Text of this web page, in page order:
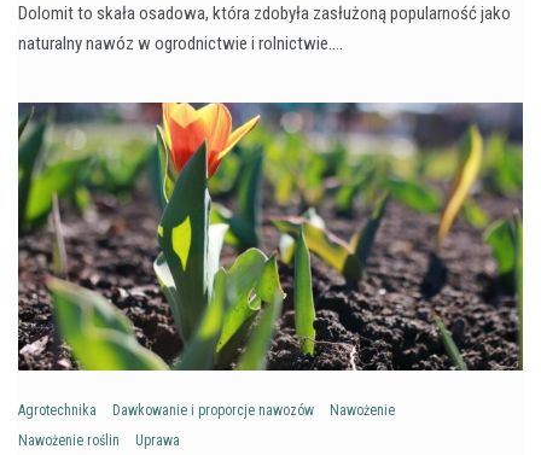
Dolomit to skała osadowa, która zdobyła zasłużoną popularność jako
naturalny nawóz w ogrodnictwie i rolnictwie.…
Agrotechnika Dawkowanie i proporcje nawozów
Nawożenie
Nawożenie roślin
Uprawa